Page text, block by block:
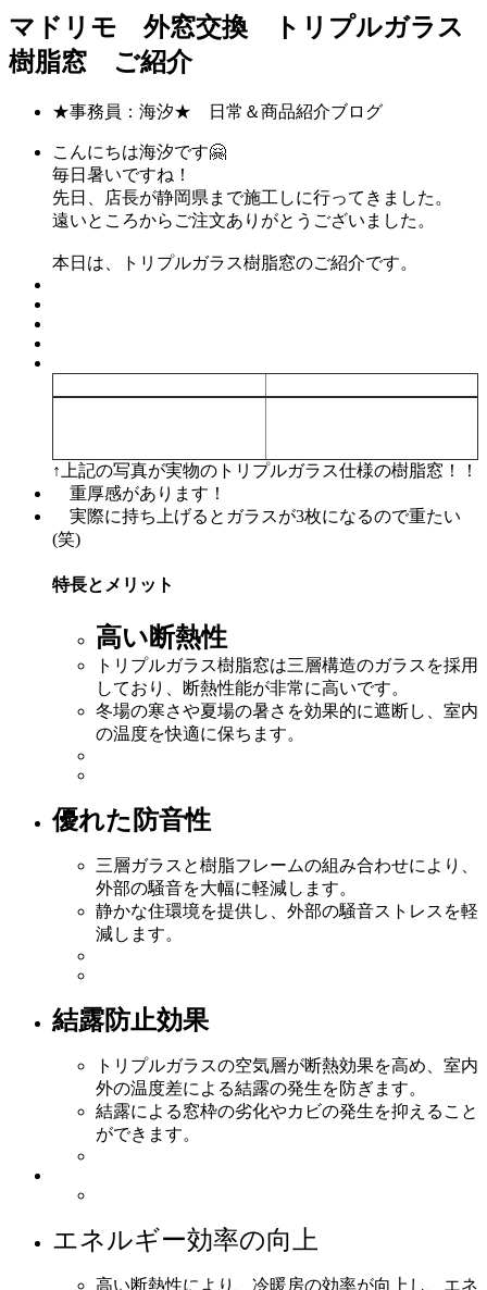
マドリモ 外窓交換 トリプルガラス
樹脂窓 ご紹介
★事務員：海汐★ 日常＆商品紹介ブログ
こんにちは海汐です🤗
毎日暑いですね！
先日、店長が静岡県まで施工しに行ってきました。
遠いところからご注文ありがとうございました。
本日は、トリプルガラス樹脂窓のご紹介です。
↑上記の写真が実物のトリプルガラス仕様の樹脂窓！！
重厚感があります！
実際に持ち上げるとガラスが3枚になるので重たい
(笑)
特長とメリット
高い断熱性
トリプルガラス樹脂窓は三層構造のガラスを採用
しており、断熱性能が非常に高いです。
冬場の寒さや夏場の暑さを効果的に遮断し、室内
の温度を快適に保ちます。
優れた防音性
三層ガラスと樹脂フレームの組み合わせにより、
外部の騒音を大幅に軽減します。
静かな住環境を提供し、外部の騒音ストレスを軽
減します。
結露防止効果
トリプルガラスの空気層が断熱効果を高め、室内
外の温度差による結露の発生を防ぎます。
結露による窓枠の劣化やカビの発生を抑えること
ができます。
エネルギー効率の向上
高い断熱性により、冷暖房の効率が向上し、エネ